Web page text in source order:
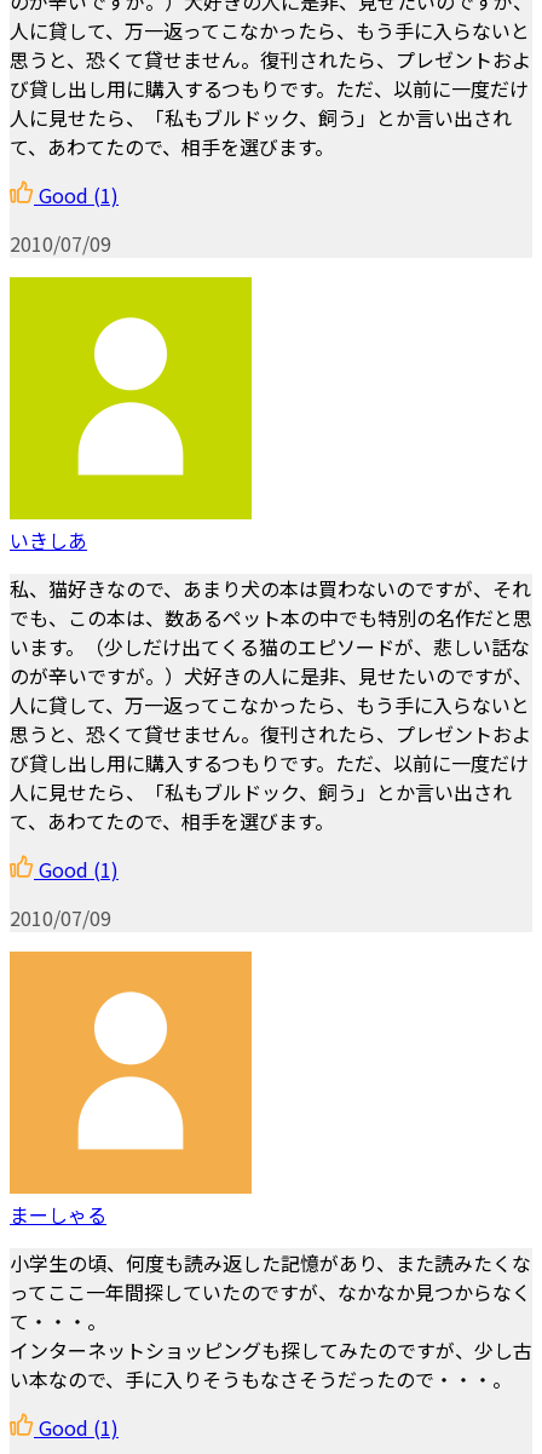
人に貸して、万一返ってこなかったら、もう手に入らないと
思うと、恐くて貸せません。復刊されたら、プレゼントおよ
び貸し出し用に購入するつもりです。ただ、以前に一度だけ
人に見せたら、「私もブルドック、飼う」とか言い出され
て、あわてたので、相手を選びます。
Good (1)
2010/07/09
いきしあ
私、猫好きなので、あまり犬の本は買わないのですが、それ
でも、この本は、数あるペット本の中でも特別の名作だと思
います。（少しだけ出てくる猫のエピソードが、悲しい話な
のが辛いですが。）犬好きの人に是非、見せたいのですが、
人に貸して、万一返ってこなかったら、もう手に入らないと
思うと、恐くて貸せません。復刊されたら、プレゼントおよ
び貸し出し用に購入するつもりです。ただ、以前に一度だけ
人に見せたら、「私もブルドック、飼う」とか言い出され
て、あわてたので、相手を選びます。
Good (1)
2010/07/09
まーしゃる
小学生の頃、何度も読み返した記憶があり、また読みたくな
ってここ一年間探していたのですが、なかなか見つからなく
て・・・。
インターネットショッピングも探してみたのですが、少し古
い本なので、手に入りそうもなさそうだったので・・・。
Good (1)